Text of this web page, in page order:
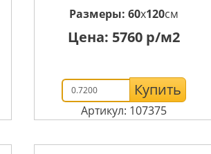
Размеры:60x120см
Цена: 5760 р/м2
Купить
Артикул: 107375